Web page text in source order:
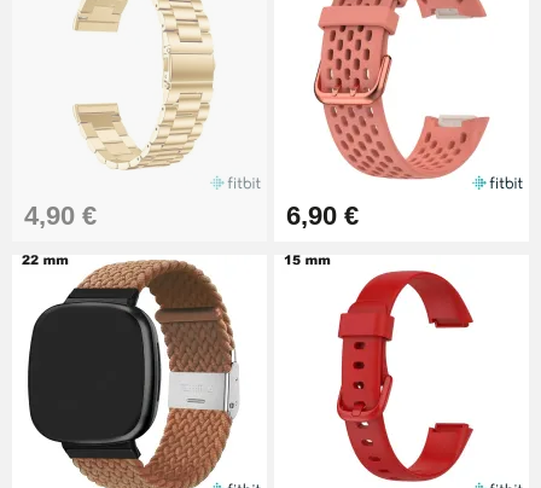
4,90 € 6,90 €